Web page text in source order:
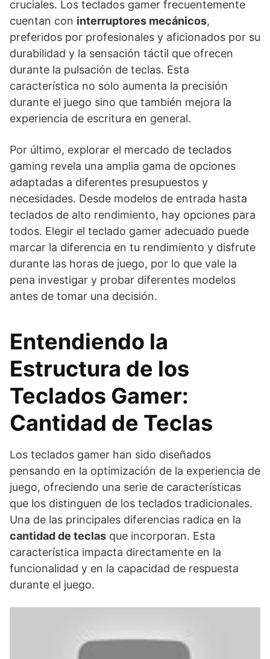
cruciales. Los teclados gamer frecuentemente
cuentan con interruptores mecánicos,
preferidos por profesionales y aficionados por su
durabilidad y la sensación táctil que ofrecen
durante la pulsación de teclas. Esta
característica no solo aumenta la precisión
durante el juego sino que también mejora la
experiencia de escritura en general.
Por último, explorar el mercado de teclados
gaming revela una amplia gama de opciones
adaptadas a diferentes presupuestos y
necesidades. Desde modelos de entrada hasta
teclados de alto rendimiento, hay opciones para
todos. Elegir el teclado gamer adecuado puede
marcar la diferencia en tu rendimiento y disfrute
durante las horas de juego, por lo que vale la
pena investigar y probar diferentes modelos
antes de tomar una decisión.
Entendiendo la
Estructura de los
Teclados Gamer:
Cantidad de Teclas
Los teclados gamer han sido diseñados
pensando en la optimización de la experiencia de
juego, ofreciendo una serie de características
que los distinguen de los teclados tradicionales.
Una de las principales diferencias radica en la
cantidad de teclas que incorporan. Esta
característica impacta directamente en la
funcionalidad y en la capacidad de respuesta
durante el juego.